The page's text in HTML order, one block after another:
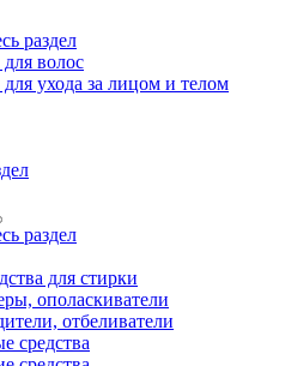
раздел
волос
ухода за лицом и телом
раздел
для стирки
ополаскиватели
отбеливатели
средства